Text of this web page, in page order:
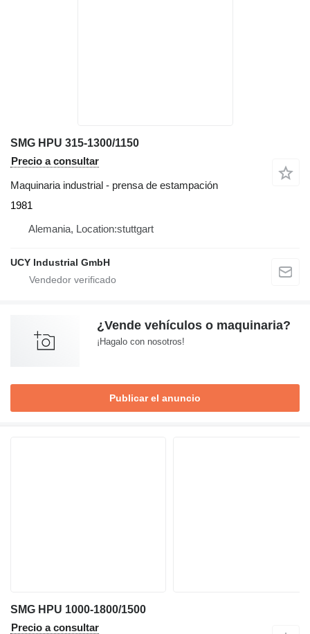
SMG HPU 315-1300/1150
Precio a consultar
Maquinaria industrial - prensa de estampación
1981
Alemania, Location:stuttgart
UCY Industrial GmbH
¿Vende vehículos o maquinaria?
¡Hagalo con nosotros!
Publicar el anuncio
SMG HPU 1000-1800/1500
Precio a consultar